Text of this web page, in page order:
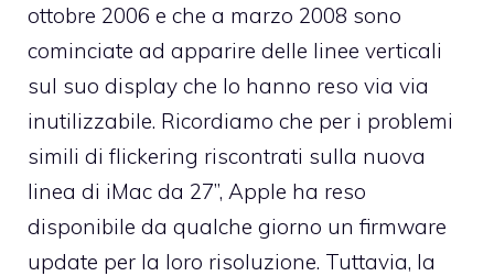
ottobre 2006 e che a marzo 2008 sono
cominciate ad apparire delle linee verticali
sul suo display che lo hanno reso via via
inutilizzabile. Ricordiamo che per i problemi
simili di flickering riscontrati sulla nuova
linea di iMac da 27”, Apple ha reso
disponibile da qualche giorno un firmware
update per la loro risoluzione. Tuttavia, la